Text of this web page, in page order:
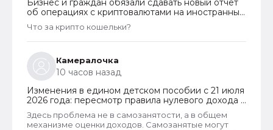
Бизнес и граждан обязали сдавать новый отчет
об операциях с криптовалютами на иностранных
платформах
Что за крипто кошельки?
Камералочка
10 часов назад
Изменения в едином детском пособии с 21 июля
2026 года: пересмотр правила нулевого дохода и
новый порядок оформления пособий по месту
пребывания
Здесь проблема не в самозанятости, а в общем
механизме оценки доходов. Самозанятые могут